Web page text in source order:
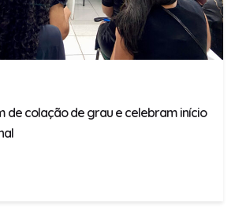
de colação de grau e celebram início